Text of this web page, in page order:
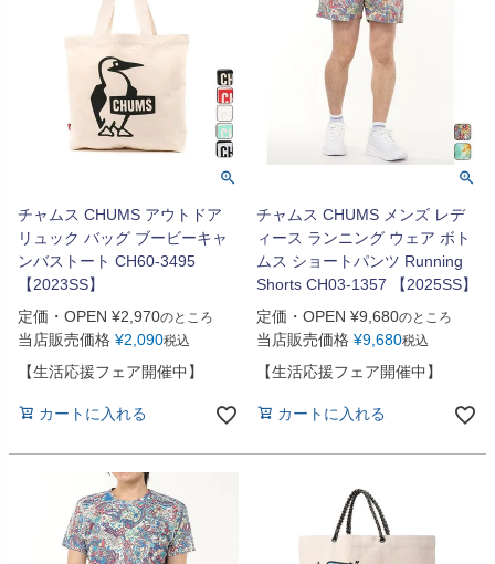
チャムス CHUMS アウトドア
リュック バッグ ブービーキャ
ンバストート CH60-3495
【2023SS】
定価・OPEN ¥2,970のところ
当店販売価格 ¥2,090税込
【生活応援フェア開催中】
カートに入れる
チャムス CHUMS メンズ レデ
ィース ランニング ウェア ボト
ムス ショートパンツ Running
Shorts CH03-1357 【2025SS】
定価・OPEN ¥9,680のところ
当店販売価格 ¥9,680税込
【生活応援フェア開催中】
カートに入れる